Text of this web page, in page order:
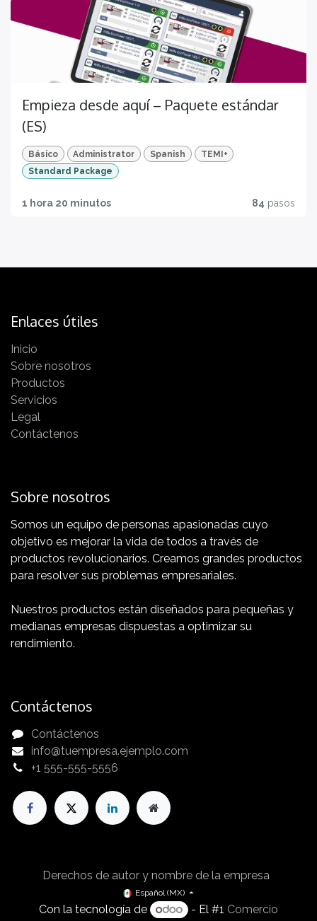
Empieza desde aquí – Paquete estándar
(ES)
Básico Administrator Spanish
TEMI+
Standard Package
1 hora 20 minutos 84 pasos
Enlaces útiles
Inicio
Sobre nosotros
Productos
Servicios
Legal
Contáctenos
Sobre nosotros
Somos un equipo de personas apasionadas cuyo
objetivo es mejorar la vida de todos a través de
productos revolucionarios. Creamos grandes productos
para resolver sus problemas empresariales.
Nuestros productos están diseñados para pequeñas y
medianas empresas dispuestas a optimizar su
rendimiento.
Contáctenos
Contáctenos
info@tuempresa.ejemplo.com
+1 555-555-5556
Derechos de autor y nombre de la empresa
Español (MX)
Con la tecnología de - El #1 Comercio